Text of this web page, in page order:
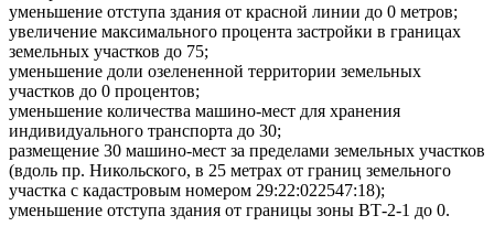
уменьшение отступа здания от красной линии до 0 метров;
увеличение максимального процента застройки в границах
земельных участков до 75;
уменьшение доли озелененной территории земельных
участков до 0 процентов;
уменьшение количества машино-мест для хранения
индивидуального транспорта до 30;
размещение 30 машино-мест за пределами земельных участков
(вдоль пр. Никольского, в 25 метрах от границ земельного
участка с кадастровым номером 29:22:022547:18);
уменьшение отступа здания от границы зоны ВТ-2-1 до 0.